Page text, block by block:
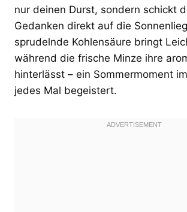
nur deinen Durst, sondern schickt
Gedanken direkt auf die
sprudelnde Kohlensäure bringt
während die frische Minze ihre
hinterlässt – ein Sommermoment
jedes Mal begeistert.